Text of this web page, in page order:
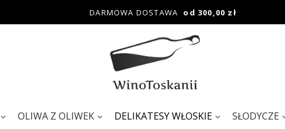
DARMOWA DOSTAWA od 300,00 zł
OLIWA Z OLIWEK DELIKATESY WŁOSKIE SŁODYCZE